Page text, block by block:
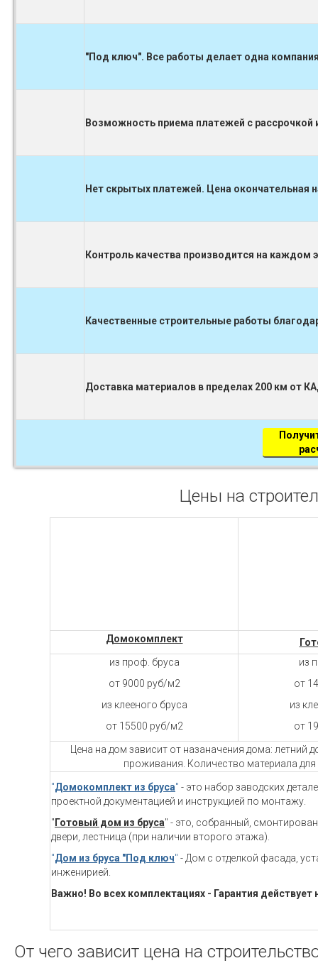
"Под ключ". Все работы делает одна
Возможность приема платежей с рассрочкой
Нет скрытых платежей. Цена окончательная
Контроль качества производится на
Качественные строительные работы
Доставка материалов в пределах 200 км от
Цены на
Домокомплект
из проф. бруса
от 9000 руб/м2
из клееного бруса
от 15500 руб/м2
из
от
из
от
Цена на дом зависит от назаначения дома:
проживания. Количество материала
"Домокомплект из бруса" - это набор заводских
проектной документацией и инструкцией по монтажу.
" Готовый дом из бруса" - это, собранный,
двери, лестница (при наличии второго этажа).
"Дом из бруса "Под ключ" - Дом с отделкой фасада,
инженирией.
Важно! Во всех комплектациях - Гарантия действует
От чего зависит цена на